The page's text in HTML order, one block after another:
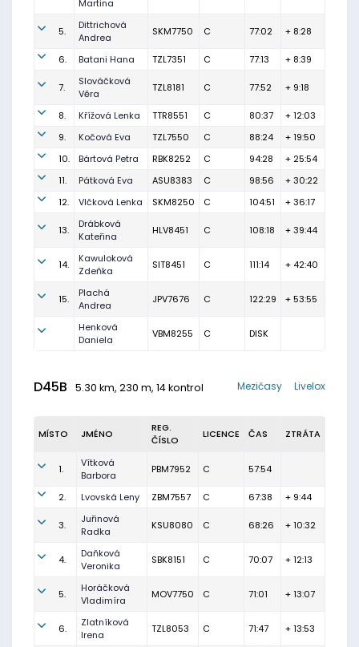
Martina
5.
Dittrichová
Andrea
SKM7750 C 77:02 + 8:28
6. Batani Hana TZL7351 C 77:13 + 8:39
7.
Slováčková
Věra
TZL8181 C 77:52 + 9:18
8. Křížová Lenka TTR8551 C 80:37
+ 12:03
9.
Kočová Eva TZL7550 C 88:24
+ 19:50
10.
Bártová Petra RBK8252 C 94:28
+ 25:54
11.
Pátková Eva ASU8383 C 98:56
+ 30:22
12.
Vlčková Lenka SKM8250 C 104:51 + 36:17
13.
Drábková
Kateřina
HLV8451 C 108:18 + 39:44
14.
Kawuloková
Zdeňka
SIT8451 C 111:14 + 42:40
15.
Plachá
Andrea
JPV7676 C 122:29 + 53:55
Henková
Daniela
VBM8255 C DISK
D45B 5.30 km, 230 m, 14 kontrol Livelox
Mezičasy
MÍSTO JMÉNO
REG.
ČÍSLO
LICENCE ČAS ZTRÁTA
1.
Vítková
Barbora
PBM7952 C 57:54
2. Lvovská Leny ZBM7557 C 67:38 + 9:44
3.
Juřinová
Radka
KSU8080 C 68:26 + 10:32
4.
Daňková
Veronika
SBK8151 C 70:07 + 12:13
5.
Horáčková
Vladimíra
MOV7750 C 71:01 + 13:07
6.
Zlatníková
Irena
TZL8053 C 71:47 + 13:53